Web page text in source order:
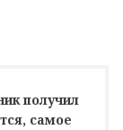
получил
самое